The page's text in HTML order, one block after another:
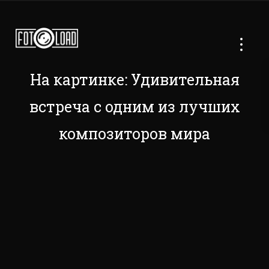
На картинке: Удивительная
встреча с одним из лучших
композиторов мира